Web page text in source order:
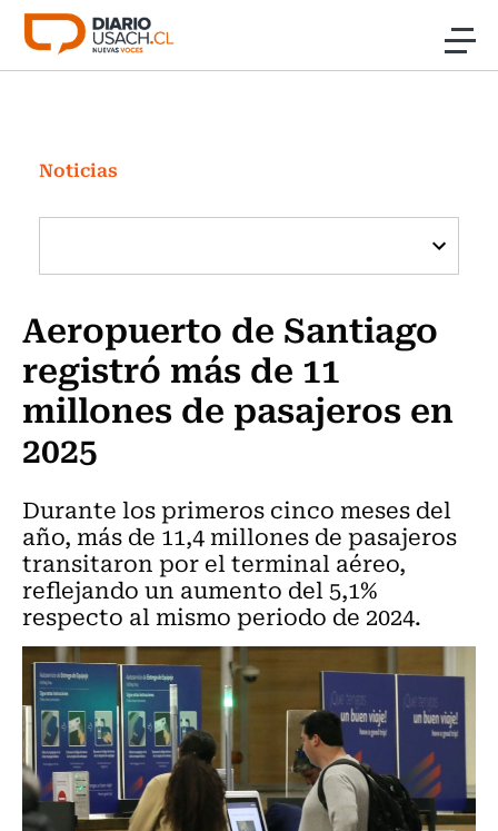
Click acá para ir directamente al contenido
Investigación
Cultura
Programas Radio y TV Usach
Noticias
Aeropuerto de Santiago
registró más de 11
millones de pasajeros en
2025
Durante los primeros cinco meses del
año, más de 11,4 millones de pasajeros
transitaron por el terminal aéreo,
reflejando un aumento del 5,1%
respecto al mismo periodo de 2024.